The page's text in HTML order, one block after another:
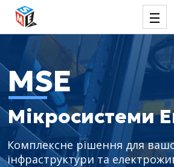
MSE
Мікросистеми
Комплексне рішення для
інфраструктури та